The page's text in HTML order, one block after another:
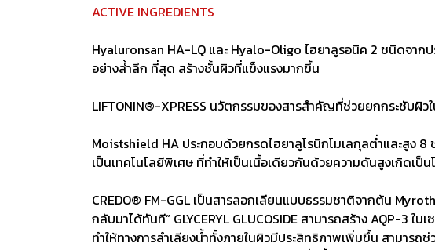
ACTIVE INGREDIENTS
Hyaluronsan HA-LQ และ Hyalo-Oligo ไฮยาลูรอนิค 2 ชนิดจา
อย่างล้ําลึก ที่สุด สร้างชั้นผิวที่แข็งแรงมากขึ้น
LIFTONIN®-XPRESS นวัตกรรมของสารสำคัญที่ช่วยยกกระชับผิว
Moistshield HA ประกอบด้วยกรดไฮยาลูโรนิกโมเลกุลต่ำและสูง
เป็นเทคโนโลยีพิเศษ ที่ทำให้เป็นเนื้อเดียวกันด้วยความดันสูงเกิดเ
CREDO® FM-GGL เป็นสารลอกเลียนแบบธรรมชาติจากต้น
กลับมาได้ทันที” GLYCERYL GLUCOSIDE สามารถสร้าง AQP-3
ทำให้ทางการลำเลียงน้ำทั้งภายในผิวมีประสิทธิภาพเพิ่มขึ้น สามารถ